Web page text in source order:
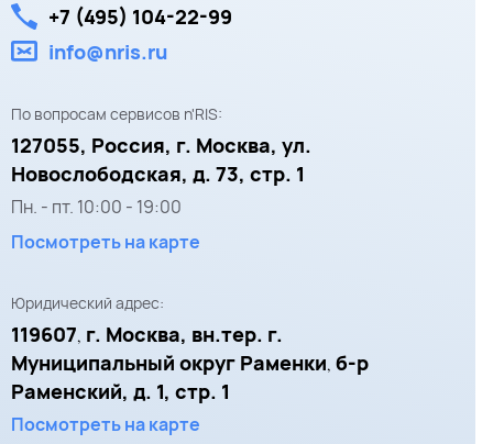
+7 (495) 104-22-99
info@nris.ru
По вопросам сервисов n'RIS:
127055, Россия, г. Москва, ул.
Новослободская, д. 73, стр. 1
Пн. - пт. 10:00 - 19:00
Посмотреть на карте
Юридический адрес:
119607, г. Москва, вн.тер. г.
Муниципальный округ Раменки, б-р
Раменский, д. 1, стр. 1
Посмотреть на карте